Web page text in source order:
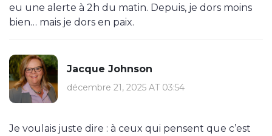
eu une alerte à 2h du matin. Depuis, je dors moins
bien… mais je dors en paix.
Jacque Johnson
décembre 21, 2025 AT 03:54
Je voulais juste dire : à ceux qui pensent que c’est